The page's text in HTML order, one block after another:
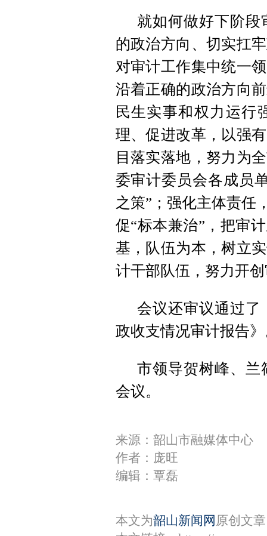
就如何做好下阶
的政治方向、切实扛
对审计工作集中统一
沿着正确的政治方向
民生实事和权力运行
理、促进改革，以强
目落实落地，努力为
委审计委员会各成员
之策”；强化主体责任
促“标本兼治”，把审
基，队伍为本，树立
计干部队伍，努力开
会议还审议通过了
政收支情况审计报告
市领导贺树峰、兰
会议。
来源：韶山市融媒体中心
作者：庞旺
编辑：覃磊
本文为韶山新闻网 原创文